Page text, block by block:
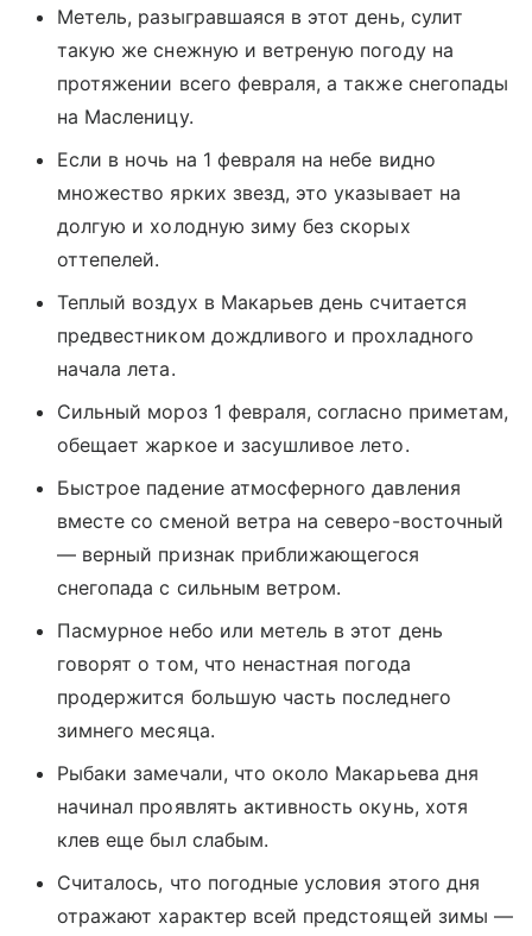
Метель, разыгравшаяся в этот день, сулит
такую же снежную и ветреную погоду на
протяжении всего февраля, а также снегопады
на Масленицу.
Если в ночь на 1 февраля на небе видно
множество ярких звезд, это указывает на
долгую и холодную зиму без скорых
оттепелей.
Теплый воздух в Макарьев день считается
предвестником дождливого и прохладного
начала лета.
Сильный мороз 1 февраля, согласно приметам,
обещает жаркое и засушливое лето.
Быстрое падение атмосферного давления
вместе со сменой ветра на северо-восточный
— верный признак приближающегося
снегопада с сильным ветром.
Пасмурное небо или метель в этот день
говорят о том, что ненастная погода
продержится большую часть последнего
зимнего месяца.
Рыбаки замечали, что около Макарьева дня
начинал проявлять активность окунь, хотя
клев еще был слабым.
Считалось, что погодные условия этого дня
отражают характер всей предстоящей зимы —